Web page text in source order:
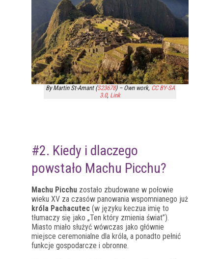
By Martin St-Amant (S23678) – Own work, CC BY-SA
3.0, Link
#2. Kiedy i dlaczego
powstało Machu Picchu?
Machu Picchu zostało zbudowane w połowie
wieku XV za czasów panowania wspomnianego już
króla Pachacutec (w języku keczua imię to
tłumaczy się jako „Ten który zmienia świat”).
Miasto miało służyć wówczas jako głównie
miejsce ceremonialne dla króla, a ponadto pełnić
funkcje gospodarcze i obronne.